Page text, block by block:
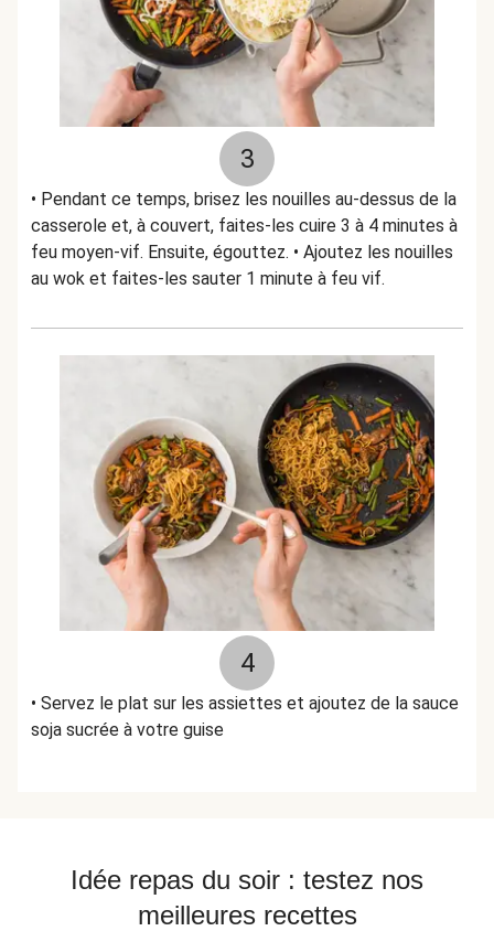
3
• Pendant ce temps, brisez les nouilles au-dessus de la
casserole et, à couvert, faites-les cuire 3 à 4 minutes à
feu moyen-vif. Ensuite, égouttez. • Ajoutez les nouilles
au wok et faites-les sauter 1 minute à feu vif.
4
• Servez le plat sur les assiettes et ajoutez de la sauce
soja sucrée à votre guise
Idée repas du soir : testez nos
meilleures recettes